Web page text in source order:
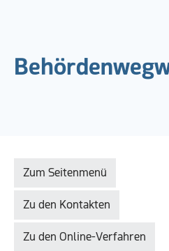
Zum Seitenmenü
Zu den Kontakten
Zu den Online-Verfahren